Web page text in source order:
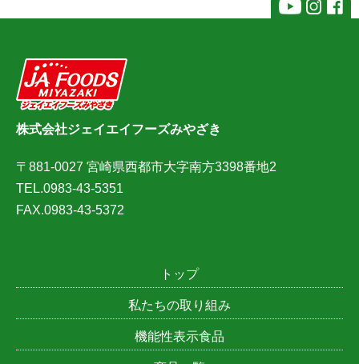
株式会社ジェイエイフーズみやざき
〒881-0027 宮崎県西都市大字南方3398番地2
TEL.0983-43-5351
FAX.0983-43-5372
トップ
私たちの取り組み
機能性表示食品